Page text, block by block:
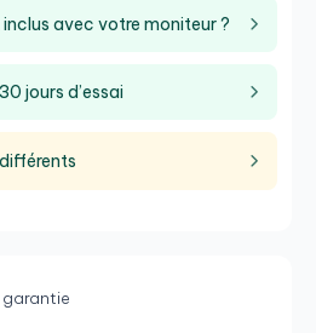
avec votre moniteur ?
jours d’essai
garantie